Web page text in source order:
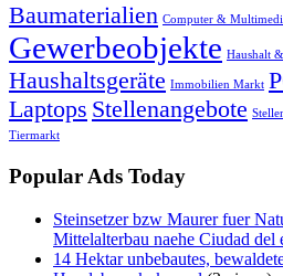
Baumaterialien Computer &
Gewerbeobjekte Haushalt
Haushaltsgeräte Immobilien Markt
Laptops Stellenangebote
Tiermarkt
Popular Ads Today
Steinsetzer bzw Maurer fuer
Mittelalterbau naehe Ciudad del
14 Hektar unbebautes,